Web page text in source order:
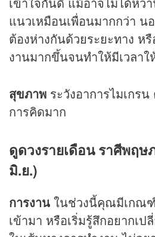
แนวเหมือนเพื่อนมากกว่า
ต้องห่างกันด้วยระยะทาง ห
งานมากขึ้นจนทำให้มีเวลา
สุขภาพ ระวังอาการไมเกร
การคิดมาก
ดูดวงรายเดือน ราศีพฤษ
มิ.ย.)
การงาน ในช่วงนี้คุณมีเกณ
เข้ามา หรือเริ่มรู้สึกอยากเป